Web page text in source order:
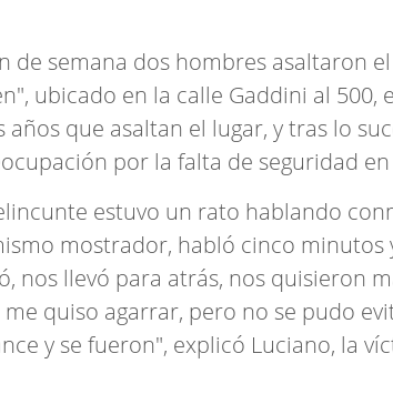
de semana dos hombres asaltaron
ubicado en la calle Gaddini al 500,
años que asaltan el lugar, y tras lo
por la falta de seguridad en
estuvo un rato hablando
mostrador, habló cinco minutos
nos llevó para atrás, nos quisieron
me quiso agarrar, pero no se pudo
y se fueron", explicó Luciano, la